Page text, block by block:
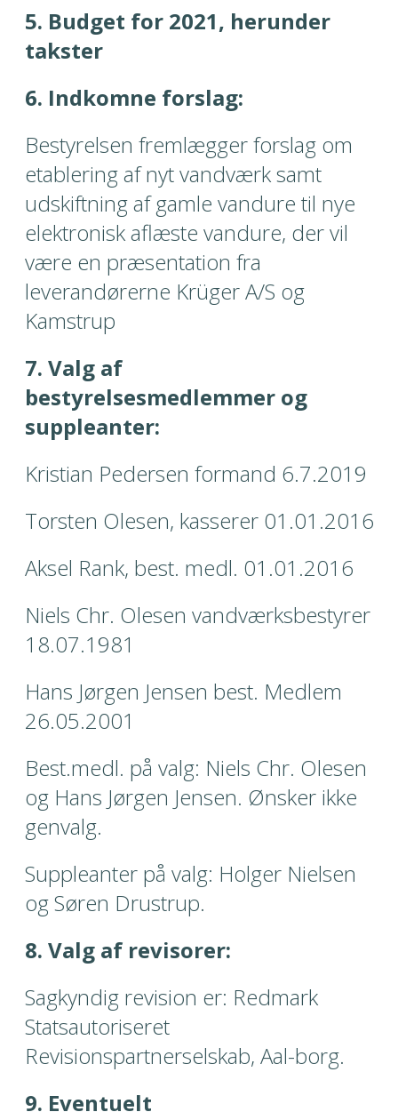
5. Budget for 2021, herunder
takster
6. Indkomne forslag:
Bestyrelsen fremlægger forslag om
etablering af nyt vandværk samt
udskiftning af gamle vandure til nye
elektronisk aflæste vandure, der vil
være en præsentation fra
leverandørerne Krüger A/S og
Kamstrup
7. Valg af
bestyrelsesmedlemmer og
suppleanter:
Kristian Pedersen formand 6.7.2019
Torsten Olesen, kasserer 01.01.2016
Aksel Rank, best. medl. 01.01.2016
Niels Chr. Olesen vandværksbestyrer
18.07.1981
Hans Jørgen Jensen best. Medlem
26.05.2001
Best.medl. på valg: Niels Chr. Olesen
og Hans Jørgen Jensen. Ønsker ikke
genvalg.
Suppleanter på valg: Holger Nielsen
og Søren Drustrup.
8. Valg af revisorer:
Sagkyndig revision er: Redmark
Statsautoriseret
Revisionspartnerselskab, Aal-borg.
9. Eventuelt